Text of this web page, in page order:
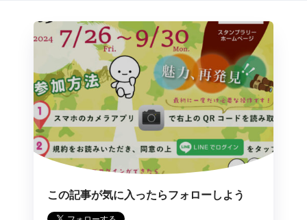
この記事が気に入ったらフォローしよう